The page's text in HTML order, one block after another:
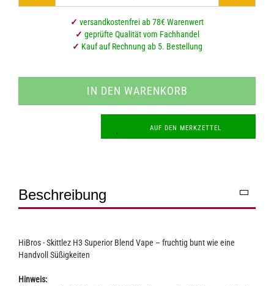
✓ versandkostenfrei ab 78€ Warenwert
✓ geprüfte Qualität vom Fachhandel
✓ Kauf auf Rechnung ab 5. Bestellung
AUF DEN MERKZETTEL
Beschreibung
HiBros - Skittlez H3 Superior Blend Vape – fruchtig bunt wie eine
Handvoll Süßigkeiten
Hinweis: